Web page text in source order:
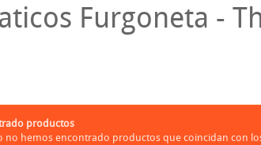
Furgoneta -
productos
no hemos encontrado productos que coincidan con